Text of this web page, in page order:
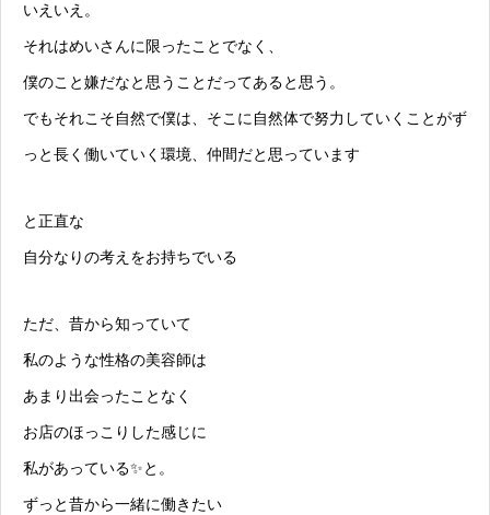
いえいえ。
それはめいさんに限ったことでなく、
僕のこと嫌だなと思うことだってあると思う。
でもそれこそ自然で僕は、そこに自然体で努力していくことがず
っと長く働いていく環境、仲間だと思っています
と正直な
自分なりの考えをお持ちでいる
ただ、昔から知っていて
私のような性格の美容師は
あまり出会ったことなく
お店のほっこりした感じに
私があっている✨と。
ずっと昔から一緒に働きたい